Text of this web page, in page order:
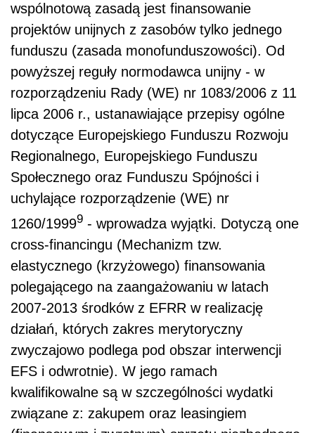
wspólnotową zasadą jest finansowanie
projektów unijnych z zasobów tylko jednego
funduszu (zasada monofunduszowości). Od
powyższej reguły normodawca unijny - w
rozporządzeniu Rady (WE) nr 1083/2006 z 11
lipca 2006 r., ustanawiające przepisy ogólne
dotyczące Europejskiego Funduszu Rozwoju
Regionalnego, Europejskiego Funduszu
Społecznego oraz Funduszu Spójności i
uchylające rozporządzenie (WE) nr
1260/19999 - wprowadza wyjątki. Dotyczą one
cross-financingu (Mechanizm tzw.
elastycznego (krzyżowego) finansowania
polegającego na zaangażowaniu w latach
2007-2013 środków z EFRR w realizację
działań, których zakres merytoryczny
zwyczajowo podlega pod obszar interwencji
EFS i odwrotnie). W jego ramach
kwalifikowalne są w szczególności wydatki
związane z: zakupem oraz leasingiem